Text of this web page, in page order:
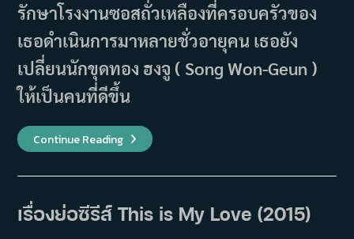
รักษาโรงงานซอสถั่วเหลืองที่ครอบครัวของ
เธอดำเนินการมาหลายชั่วอายุคน เธอยัง
เปลี่ยนนักขุดทอง ฮงจู ( Song Won-Geun )
ให้เป็นคนที่ดีขึ้น
Continue Readingเรื่อง
ย่อ
(2015)
เรื่องย่อซีรีส์ This is My Love (2015)